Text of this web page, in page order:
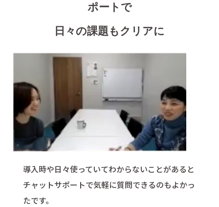
ポートで
日々の課題もクリアに
導入時や日々使っていてわからないことがあると
チャットサポートで気軽に質問できるのもよかっ
たです。